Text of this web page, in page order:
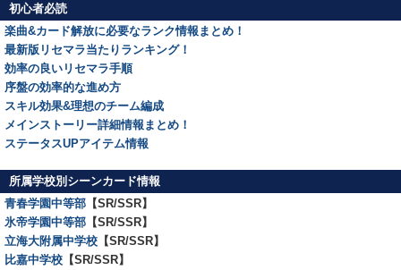
初心者必読
楽曲&カード解放に必要なランク情報まとめ！
最新版リセマラ当たりランキング！
効率の良いリセマラ手順
序盤の効率的な進め方
スキル効果&理想のチーム編成
メインストーリー詳細情報まとめ！
ステータスUPアイテム情報
所属学校別シーンカード情報
青春学園中等部 【SR/SSR】
氷帝学園中等部 【SR/SSR】
立海大附属中学校 【SR/SSR】
比嘉中学校 【SR/SSR】